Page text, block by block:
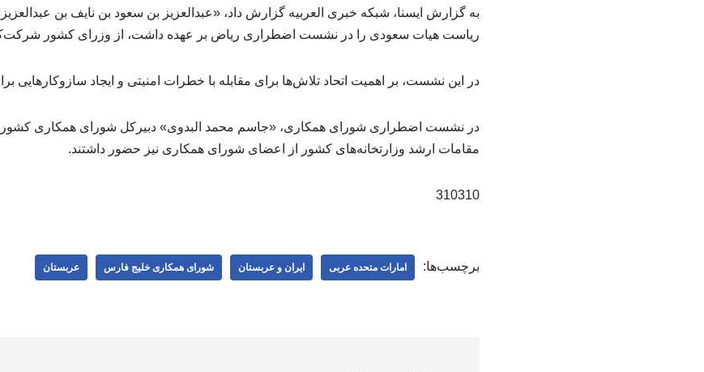
به گزارش ایسنا، شبکه خبری العربیه گزارش داد، «عبدالعزیز بن سعود بن نایف بن
ریاست هیات سعودی را در نشست اضطراری ریاض بر عهده داشت، از وزرای کشور
در این نشست، بر اهمیت اتحاد تلاش‌ها برای مقابله با خطرات امنیتی و ایجاد سازوکارهایی
در نشست اضطراری شورای همکاری، «جاسم محمد البدوی» دبیرکل شورای همکاری
مقامات ارشد وزارتخانه‌های کشور از اعضای شورای همکاری نیز حضور داشتند.
310310
برچسب‌ها: امارات متحده عربی ایران و عربستان شورای همکاری خلیج فارس عربستان